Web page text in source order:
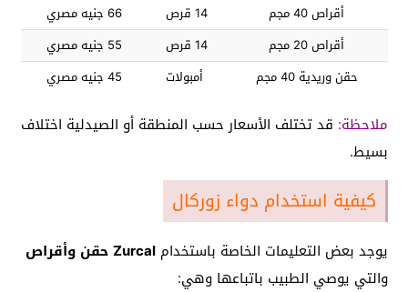
أقراص 40 مجم
14 قرص
66 جنيه مصري
أقراص 20 مجم
14 قرص
55 جنيه مصري
حقن وريدية 40 مجم
أمبولات 45 جنيه مصري
ملاحظة: قد تختلف الأسعار حسب المنطقة أو الصيدلية اختلاف
بسيط.
كيفية استخدام دواء زوركال
يوجد بعض التعليمات الخاصة باستخدامZurcal حقن وأقراص
والتي يوصي الطبيب باتباعها وهي: